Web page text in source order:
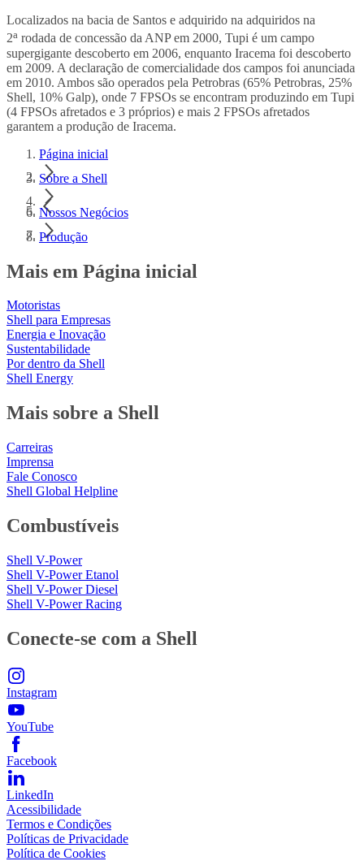
Localizados na bacia de Santos e adquirido na adquiridos na
2a rodada de concessão da ANP em 2000, Tupi é um campo
supergigante descoberto em 2006, enquanto Iracema foi descoberto
em 2009. A declaração de comercialidade dos campos foi anunciada
em 2010. Ambos são operados pela Petrobras (65% Petrobras, 25%
Shell, 10% Galp), onde 7 FPSOs se encontram produzindo em Tupi
(4 FPSOs afretados e 3 próprios) e mais 2 FPSOs afretados
garantem a produção de Iracema.
Página inicial
Sobre a Shell
Nossos Negócios
Produção
Mais em Página inicial
Motoristas
Shell para Empresas
Energia e Inovação
Sustentabilidade
Por dentro da Shell
Shell Energy
Mais sobre a Shell
Carreiras
Imprensa
Fale Conosco
Shell Global Helpline
Combustíveis
Shell V-Power
Shell V-Power Etanol
Shell V-Power Diesel
Shell V-Power Racing
Conecte-se com a Shell
Instagram
YouTube
Facebook
LinkedIn
Acessibilidade
Termos e Condições
Políticas de Privacidade
Política de Cookies